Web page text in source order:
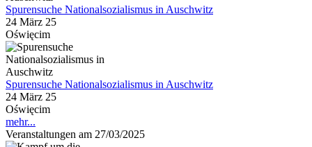
Spurensuche Nationalsozialismus in Auschwitz
24 März 25
Oświęcim
Spurensuche Nationalsozialismus in Auschwitz
24 März 25
Oświęcim
mehr...
Veranstaltungen am 27/03/2025